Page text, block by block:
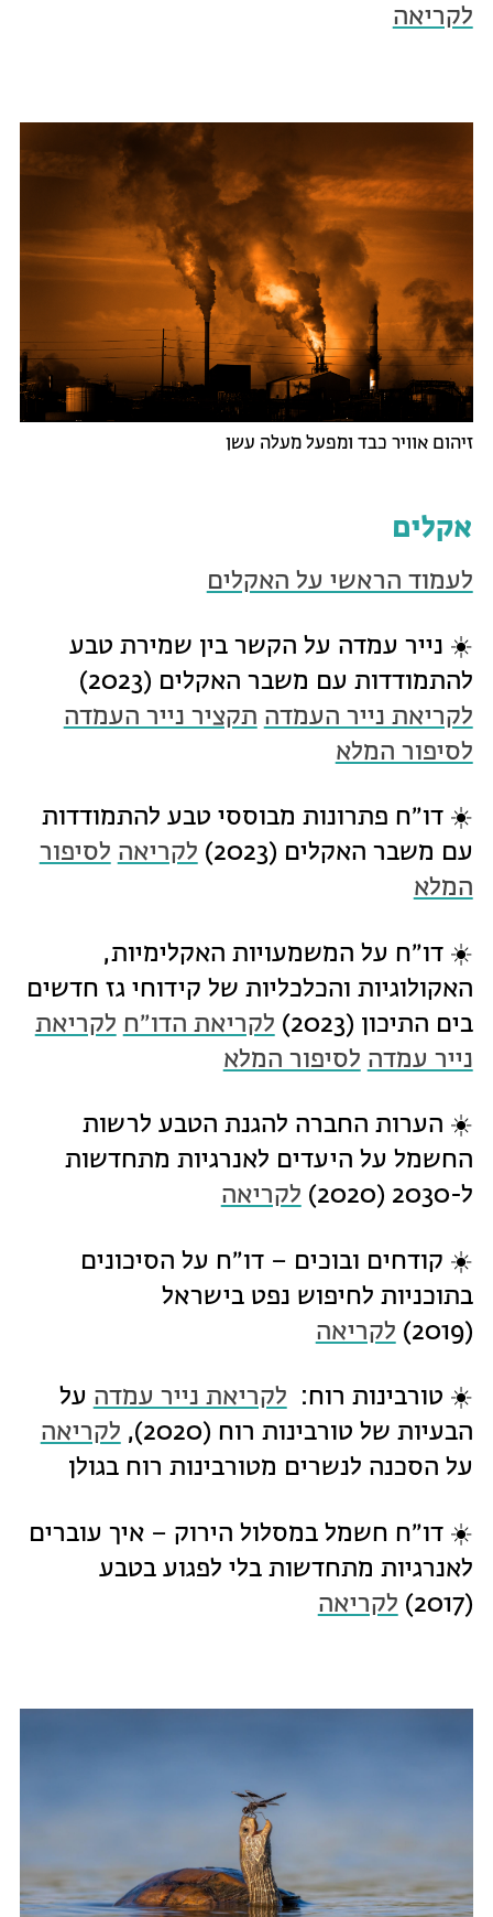
לקריאה
זיהום אוויר כבד ומפעל מעלה עשן
אקלים
לעמוד הראשי על האקלים
☀️ נייר עמדה על הקשר בין שמירת טבע
להתמודדות עם משבר האקלים (2023)
לקריאת נייר העמדה תקציר נייר העמדה
לסיפור המלא
☀️ דו״ח פתרונות מבוססי טבע להתמודדות
עם משבר האקלים (2023)
לקריאה לסיפור
המלא
☀️ דו״ח על המשמעויות האקלימיות,
האקולוגיות והכלכליות של קידוחי גז חדשים
בים התיכון (2023)
לקריאת הדו״ח לקריאת
נייר עמדה לסיפור המלא
☀️ הערות החברה להגנת הטבע לרשות
החשמל על היעדים לאנרגיות מתחדשות
ל-2030 (2020)
לקריאה
☀️ קודחים ובוכים – דו״ח על הסיכונים
בתוכניות לחיפוש נפט בישראל
(2019)
לקריאה
☀️ טורבינות רוח: לקריאת נייר עמדה על
הבעיות של טורבינות רוח (2020),
לקריאה
על הסכנה לנשרים מטורבינות רוח בגולן
☀️ דו״ח חשמל במסלול הירוק – איך עוברים
לאנרגיות מתחדשות בלי לפגוע בטבע
(2017)
לקריאה